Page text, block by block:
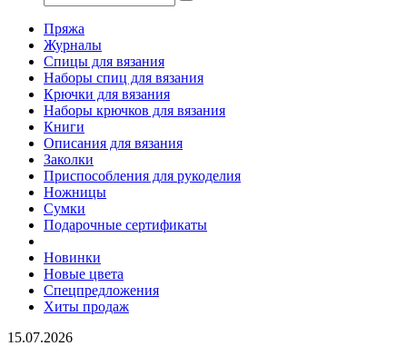
Пряжа
Журналы
Спицы для вязания
Наборы спиц для вязания
Крючки для вязания
Наборы крючков для вязания
Книги
Описания для вязания
Заколки
Приспособления для рукоделия
Ножницы
Сумки
Подарочные сертификаты
Новинки
Новые цвета
Спецпредложения
Хиты продаж
15.07.2026